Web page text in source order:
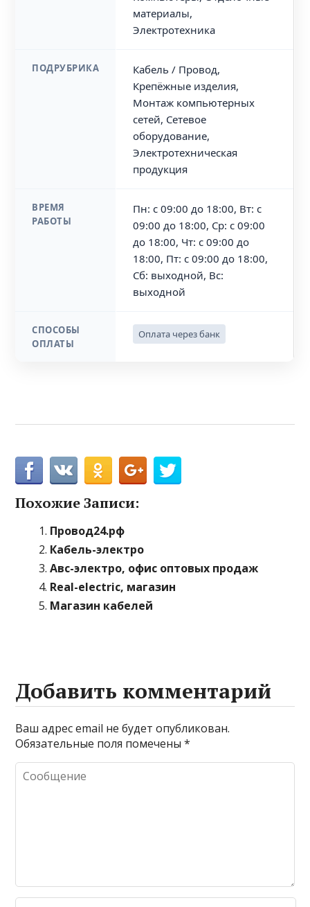
материалы,
Электротехника
ПОДРУБРИКА
Кабель / Провод,
Крепёжные изделия,
Монтаж компьютерных
сетей, Сетевое
оборудование,
Электротехническая
продукция
ВРЕМЯ
РАБОТЫ
Пн: с 09:00 до 18:00, Вт: с
09:00 до 18:00, Ср: с 09:00
до 18:00, Чт: с 09:00 до
18:00, Пт: с 09:00 до 18:00,
Сб: выходной, Вс:
выходной
СПОСОБЫ
ОПЛАТЫ
Оплата через банк
Похожие Записи:
Провод24.рф
Кабель-электро
Авс-электро, офис оптовых продаж
Real-electric, магазин
Магазин кабелей
Добавить комментарий
Ваш адрес email не будет опубликован.
Обязательные поля помечены*